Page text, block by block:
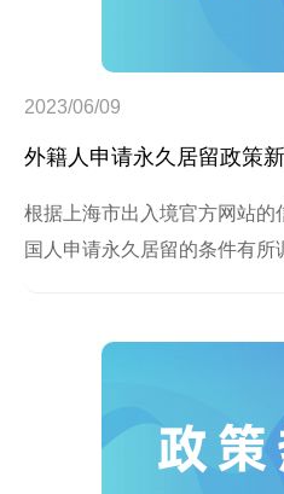
2023/06/09
外籍人申请永久居留政策
根据上海市出入境官方网站
国人申请永久居留的条件有
Bureau, the terms for the